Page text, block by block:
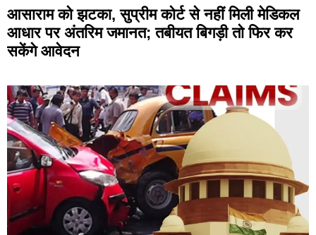
आसाराम को झटका, सुप्रीम कोर्ट से नहीं मिली मेडिकल
आधार पर अंतरिम जमानत; तबीयत बिगड़ी तो फिर कर
सकेंगे आवेदन